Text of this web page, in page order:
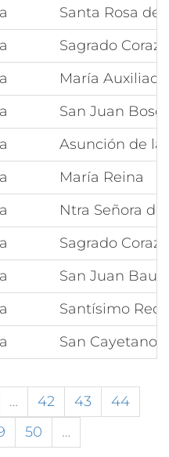
Santa Rosa de
Sagrado
María
San Juan
Asunción de la
María Reina
Ntra Señora
Sagrado
San Juan
Santísimo
San Cayetano
… 42 43
44
50
…